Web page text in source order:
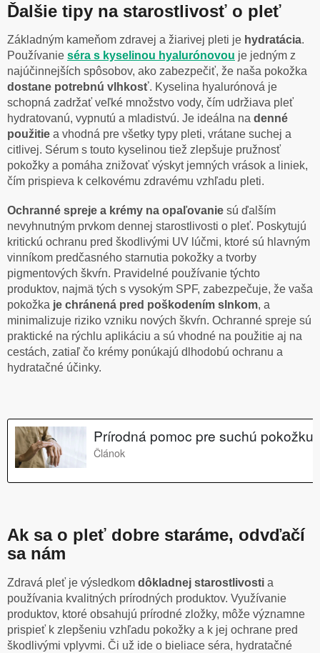
Ďalšie tipy na starostlivosť o pleť
Základným kameňom zdravej a žiarivej pleti je hydratácia.
Používanie séra s kyselinou hyalurónovou je jedným z
najúčinnejších spôsobov, ako zabezpečiť, že naša pokožka
dostane potrebnú vlhkosť. Kyselina hyalurónová je
schopná zadržať veľké množstvo vody, čím udržiava pleť
hydratovanú, vypnutú a mladistvú. Je ideálna na denné
použitie a vhodná pre všetky typy pleti, vrátane suchej a
citlivej. Sérum s touto kyselinou tiež zlepšuje pružnosť
pokožky a pomáha znižovať výskyt jemných vrások a liniek,
čím prispieva k celkovému zdravému vzhľadu pleti.
Ochranné spreje a krémy na opaľovanie sú ďalším
nevyhnutným prvkom dennej starostlivosti o pleť. Poskytujú
kritickú ochranu pred škodlivými UV lúčmi, ktoré sú hlavným
vinníkom predčasného starnutia pokožky a tvorby
pigmentových škvŕn. Pravidelné používanie týchto
produktov, najmä tých s vysokým SPF, zabezpečuje, že vaša
pokožka je chránená pred poškodením slnkom, a
minimalizuje riziko vzniku nových škvŕn. Ochranné spreje sú
praktické na rýchlu aplikáciu a sú vhodné na použitie aj na
cestách, zatiaľ čo krémy ponúkajú dlhodobú ochranu a
hydratačné účinky.
Ak sa o pleť dobre staráme, odvďačí
sa nám
Zdravá pleť je výsledkom dôkladnej starostlivosti a
používania kvalitných prírodných produktov. Využívanie
produktov, ktoré obsahujú prírodné zložky, môže významne
prispieť k zlepšeniu vzhľadu pokožky a k jej ochrane pred
škodlivými vplyvmi. Či už ide o bieliace séra, hydratačné